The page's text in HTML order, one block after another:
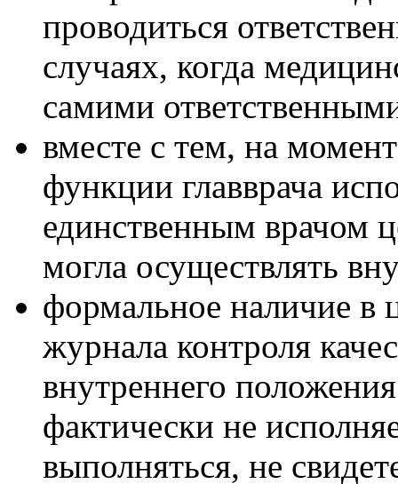
проводиться
случаях, когда
самими
вместе с тем, на
функции главврача
единственным врачом
могла осуществлять
формальное наличие в
журнала контроля
внутреннего
фактически не
выполняться, не